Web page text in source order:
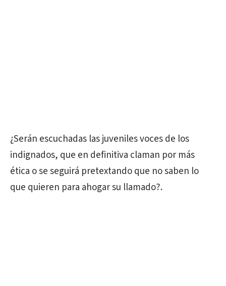
¿Serán escuchadas las juveniles voces de los
indignados, que en definitiva claman por más
ética o se seguirá pretextando que no saben lo
que quieren para ahogar su llamado?.